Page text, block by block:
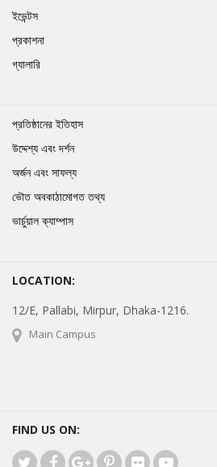
ইভেন্টস
প্রকাশনা
গ্যালারি
প্রতিষ্ঠানের ইতিহাস
উদ্দেশ্য এবং দর্শন
অর্জন এবং সাফল্য
ভৌত অবকাঠামোগত তথ্য
ভার্চুয়াল ক্যাম্পাস
LOCATION:
12/E, Pallabi, Mirpur, Dhaka-1216.
Main Campus
FIND US ON: